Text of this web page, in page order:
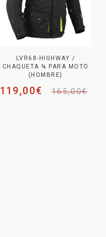
LVR68-HIGHWAY /
CHAQUETA ¾ PARA MOTO
(HOMBRE)
165,00€
119,00€